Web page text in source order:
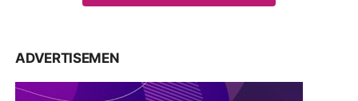
ADVERTISEMEN